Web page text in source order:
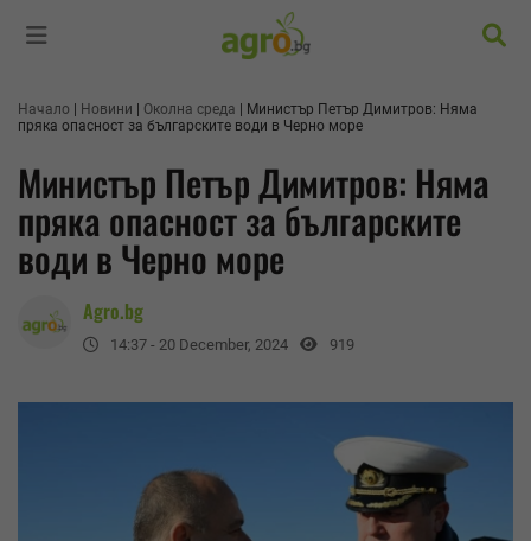
Начало Новини Околна среда
Министър Петър Димитров: Няма
пряка опасност за българските води в Черно море
Министър Петър Димитров: Няма
пряка опасност за българските
води в Черно море
Agro.bg
14:37 - 20 December, 2024 919